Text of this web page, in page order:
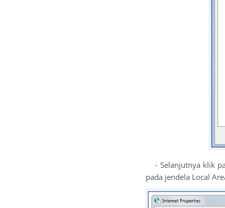
- Selanjutnya klik
pada jendela Local